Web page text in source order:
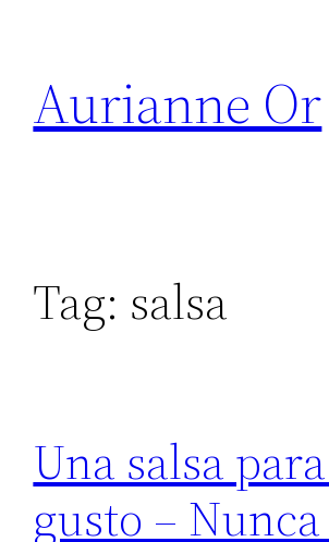
content
Aurianne Or
Tag: salsa
Una salsa
gusto –